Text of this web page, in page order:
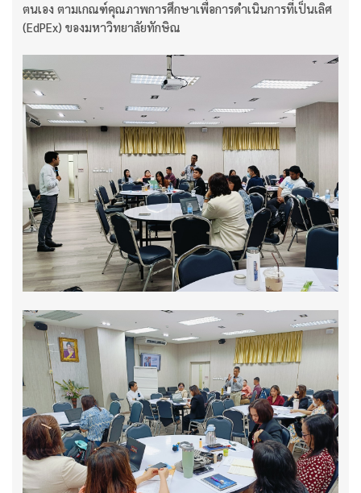
ตนเอง ตามเกณฑ์คุณภาพการศึกษาเพื่อการดำเนินการที่เป็นเลิศ
(EdPEx) ของมหาวิทยาลัยทักษิณ